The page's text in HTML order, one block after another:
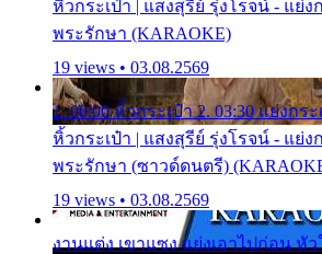
หิ้วกระเป๋า | แสงสุรีย์ รุ่งโรจน์ - แย่ง
พระรักษา (KARAOKE)
19 views • 03.08.2569
1. 00:00 หิ้วกระเป๋า 2. 03:30 แย่งกระ
หิ้วกระเป๋า | แสงสุรีย์ รุ่งโรจน์ - แย่ง
พระรักษา (ซาวด์ดนตรี)
19 views • 03.08.2569
งานแต่ง เขาแซง แย่งเอาไปก่อน หั